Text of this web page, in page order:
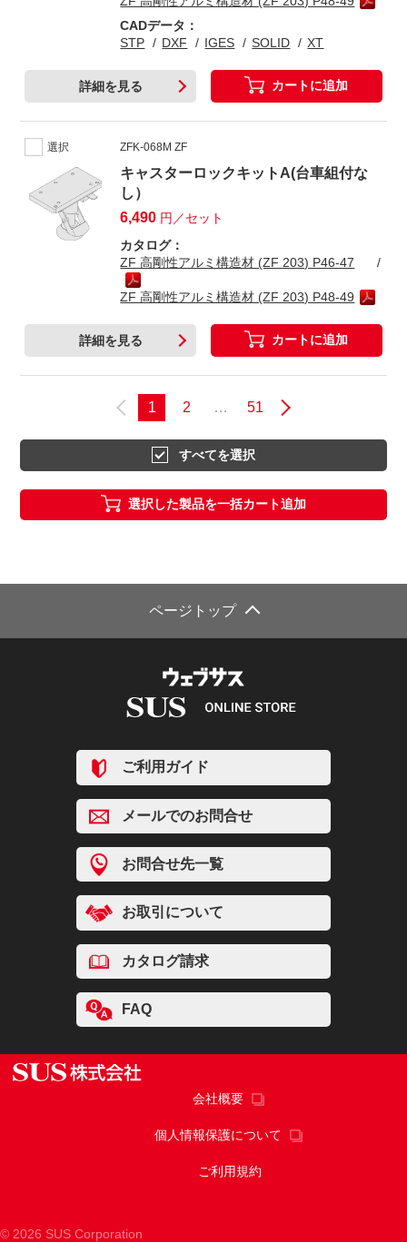
CADデータ：
STP
DXF IGES SOLID XT
詳細を見る カートに追加
選択 ZFK-068M ZF
キャスターロックキットA(台車組付な
し）
6,490 円／セット
カタログ：
ZF 高剛性アルミ構造材 (ZF 203) P46-47
ZF 高剛性アルミ構造材 (ZF 203) P48-49
詳細を見る カートに追加
1 2 … 51
すべてを選択
選択した製品を一括カート追加
ページトップ
ご利用ガイド
メールでのお問合せ
お問合せ先一覧
お取引について
カタログ請求
FAQ
会社概要
個人情報保護について
ご利用規約
© 2026 SUS Corporation